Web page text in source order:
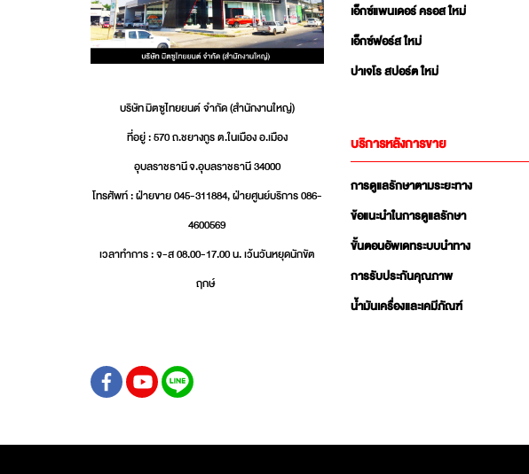
บริษัท มิตซูไทยยนต์ จำกัด (สำนักงานใหญ่)
ที่อยู่ : 570 ถ.ชยางกูร ต.ในเมือง อ.เมือง
อุบลราชธานี จ.อุบลราชธานี 34000
โทรศัพท์ : ฝ่ายขาย 045-311884, ฝ่ายศูนย์บริการ 086-
4600569
เวลาทำการ : จ-ส 08.00-17.00 น. เว้นวันหยุดนักขัต
ฤกษ์
เอ็กซ์แพนเดอร์ ครอส ใหม่
เอ็กซ์ฟอร์ส ใหม่
ปาเจโร สปอร์ต ใหม่
บริการหลังการขาย
การดูแลรักษาตามระยะทาง
ข้อแนะนำในการดูแลรักษา
ขั้นตอนอัพเดทระบบนำทาง
การรับประกันคุณภาพ
น้ำมันเครื่องและเคมีภัณฑ์